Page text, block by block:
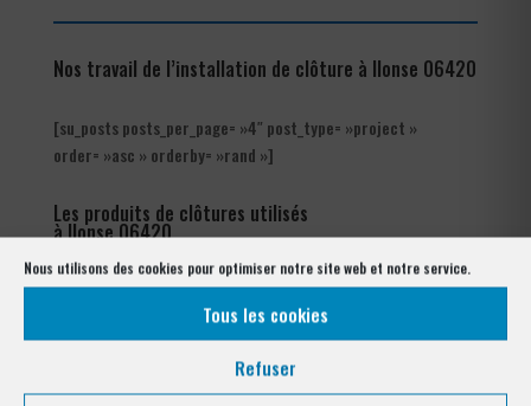
Nous utilisons des cookies pour optimiser notre site web et notre service.
Tous les cookies
Refuser
Nos travail de l’installation de clôture à Ilonse 06420
[su_posts posts_per_page= »4″ post_type= »project »
order= »asc » orderby= »rand »]
Les produits de clôtures utilisés
à Ilonse 06420